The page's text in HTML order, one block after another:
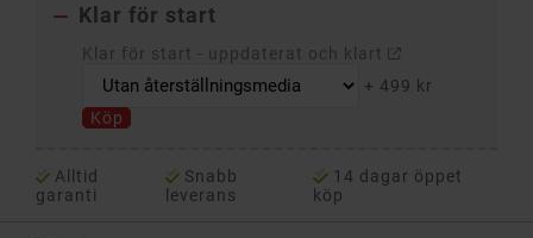
 Klar för start
Klar för start - uppdaterat och klart
+ 499 kr
Köp
Alltid
garanti
Snabb
leverans
14 dagar öppet
köp